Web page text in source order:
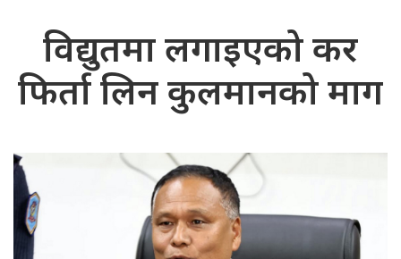
विद्युतमा लगाइएको कर
फिर्ता लिन कुलमानको माग